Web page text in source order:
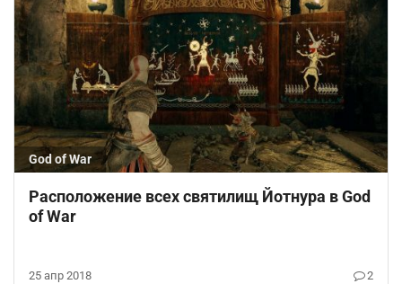
God of War
Расположение всех святилищ Йотнура в God
of War
25 апр 2018 2